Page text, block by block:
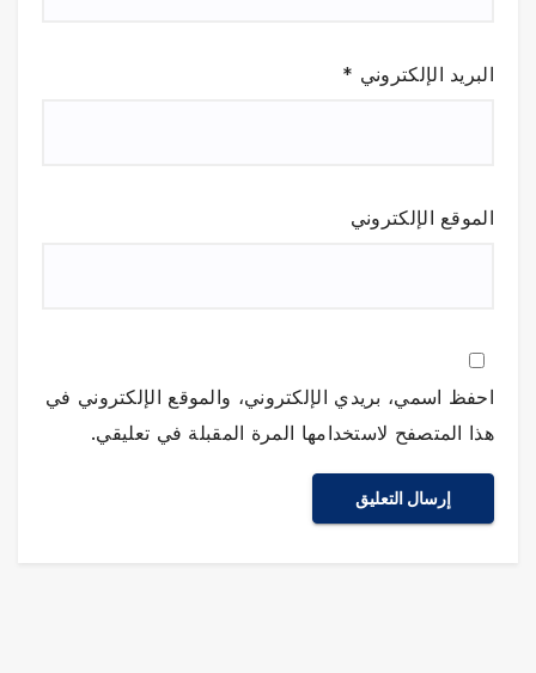
البريد الإلكتروني *
الموقع الإلكتروني
احفظ اسمي، بريدي الإلكتروني، والموقع الإلكتروني في
هذا المتصفح لاستخدامها المرة المقبلة في تعليقي.